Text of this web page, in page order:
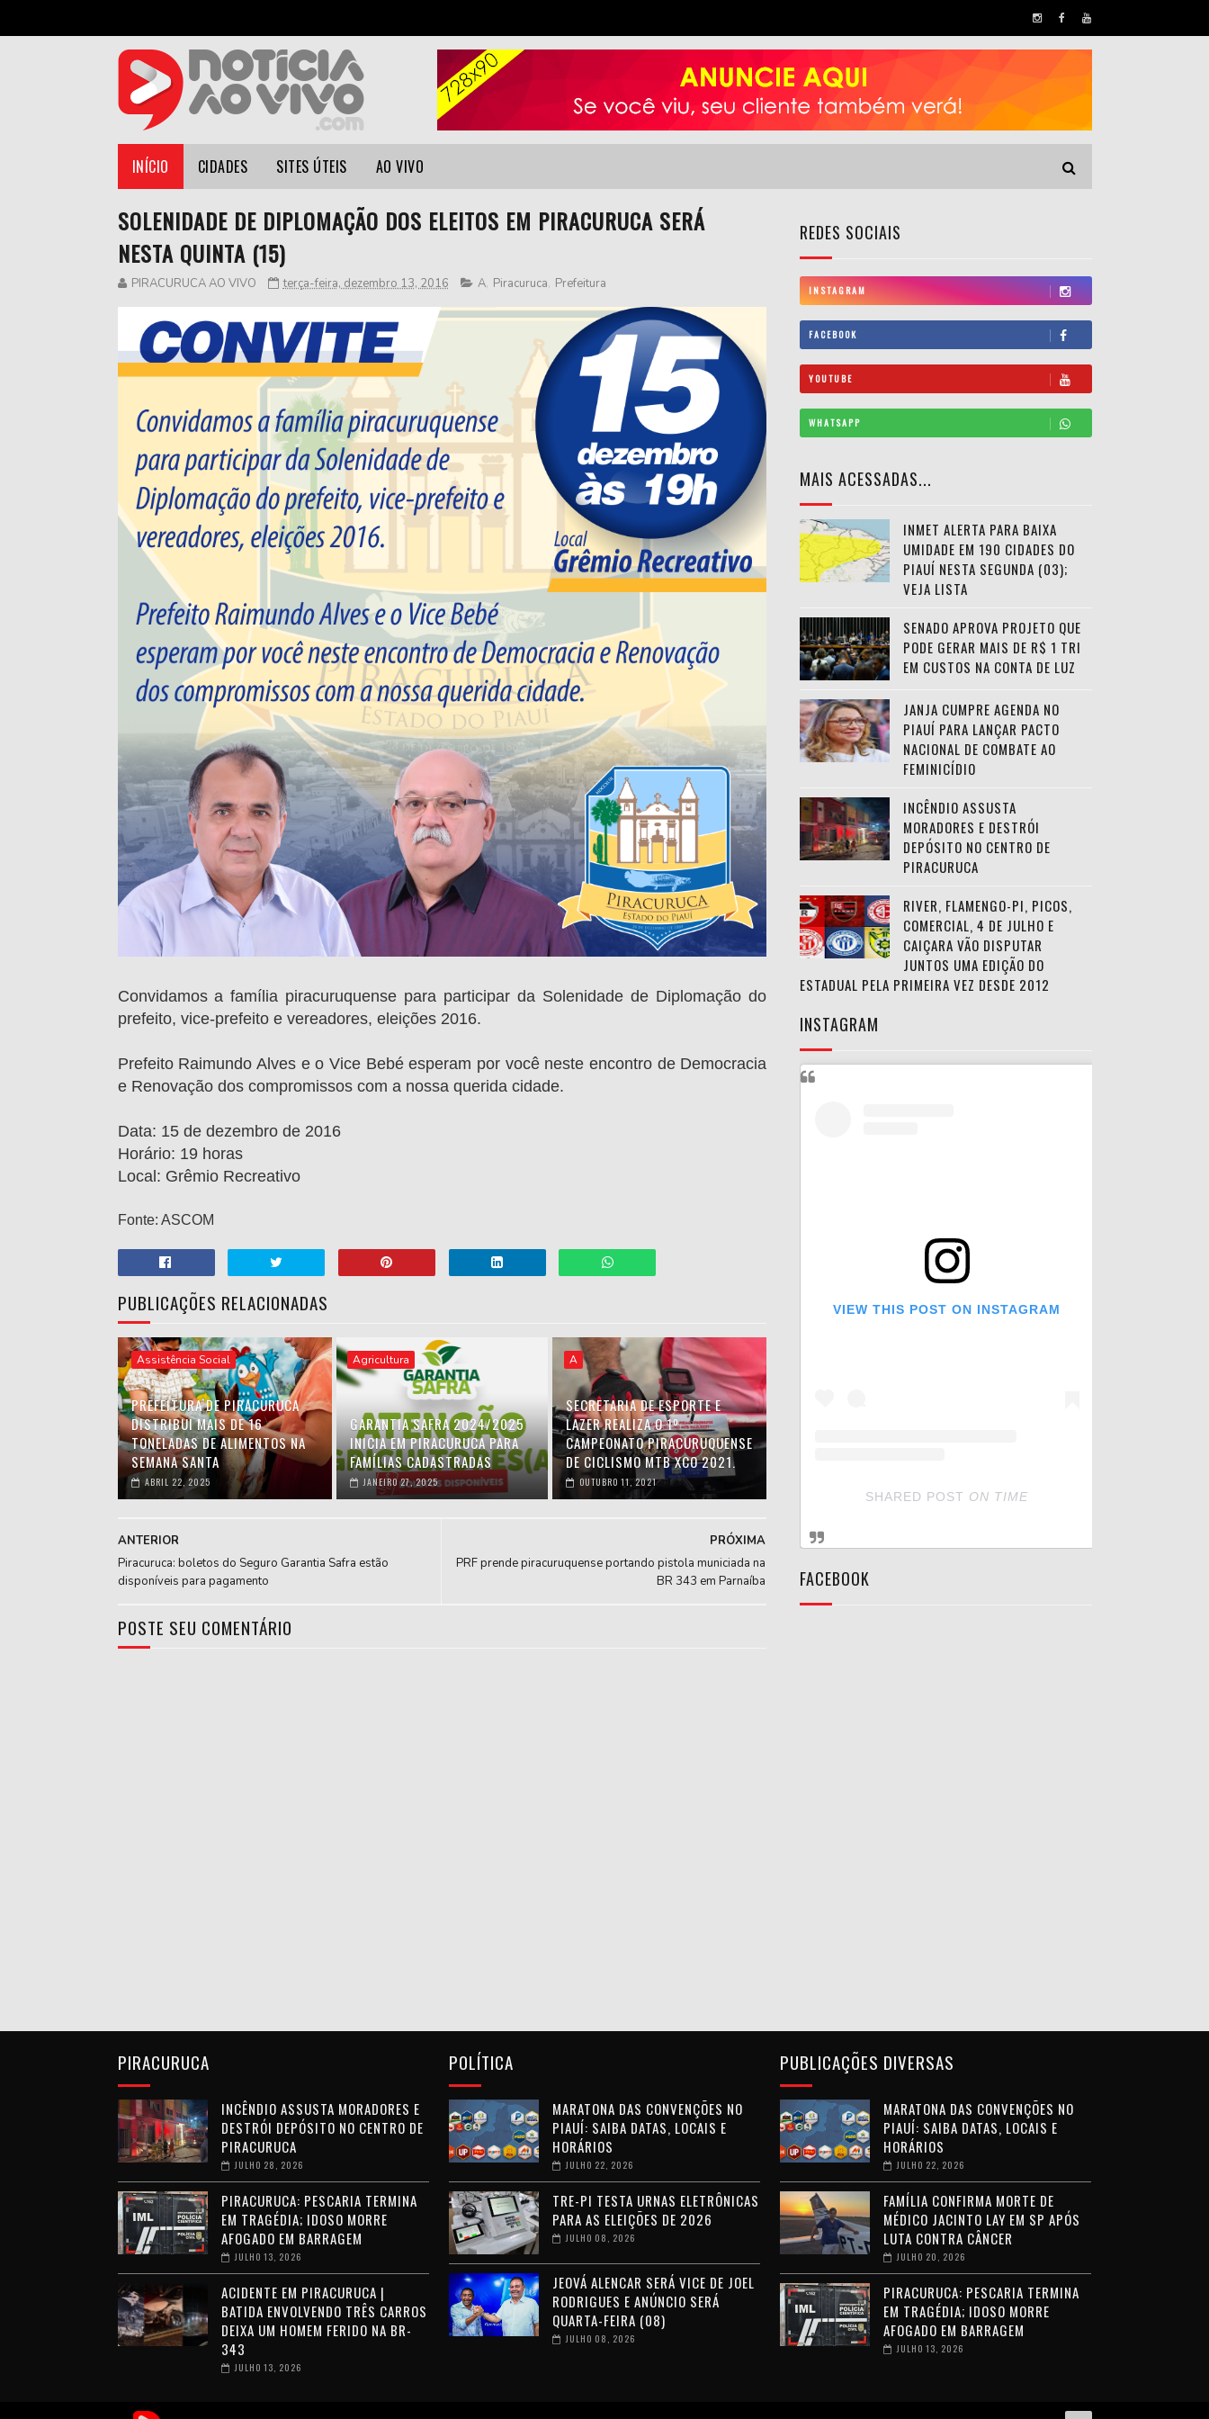
INÍCIO CIDADES SITES ÚTEIS AO VIVO
SOLENIDADE DE DIPLOMAÇÃO DOS ELEITOS EM PIRACURUCA SERÁ
NESTA QUINTA (15)
PIRACURUCA AO VIVO terça-feira, dezembro 13, 2016 A, Piracuruca, Prefeitura
Convidamos a família piracuruquense para participar da Solenidade de Diplomação do
prefeito, vice-prefeito e vereadores, eleições 2016.
Prefeito Raimundo Alves e o Vice Bebé esperam por você neste encontro de Democracia
e Renovação dos compromissos com a nossa querida cidade.
Data: 15 de dezembro de 2016
Horário: 19 horas
Local: Grêmio Recreativo
Fonte: ASCOM
PUBLICAÇÕES RELACIONADAS
Assistência Social
PREFEITURA DE PIRACURUCA
DISTRIBUI MAIS DE 16
TONELADAS DE ALIMENTOS NA
SEMANA SANTA
ABRIL 22, 2025
Agricultura
GARANTIA SAFRA 2024/2025
INICIA EM PIRACURUCA PARA
FAMÍLIAS CADASTRADAS
JANEIRO 27, 2025
A
SECRETARIA DE ESPORTE E
LAZER REALIZA O 1º
CAMPEONATO PIRACURUQUENSE
DE CICLISMO MTB XCO 2021.
OUTUBRO 11, 2021
PRÓXIMA
PRF prende piracuruquense portando pistola municiada na
BR 343 em Parnaíba
ANTERIOR
Piracuruca: boletos do Seguro Garantia Safra estão
disponíveis para pagamento
POSTE SEU COMENTÁRIO
REDES SOCIAIS
INSTAGRAM
FACEBOOK
YOUTUBE
WHATSAPP
MAIS ACESSADAS...
INMET ALERTA PARA BAIXA
UMIDADE EM 190 CIDADES DO
PIAUÍ NESTA SEGUNDA (03);
VEJA LISTA
SENADO APROVA PROJETO QUE
PODE GERAR MAIS DE R$ 1 TRI
EM CUSTOS NA CONTA DE LUZ
JANJA CUMPRE AGENDA NO
PIAUÍ PARA LANÇAR PACTO
NACIONAL DE COMBATE AO
FEMINICÍDIO
INCÊNDIO ASSUSTA
MORADORES E DESTRÓI
DEPÓSITO NO CENTRO DE
PIRACURUCA
RIVER, FLAMENGO-PI, PICOS,
COMERCIAL, 4 DE JULHO E
CAIÇARA VÃO DISPUTAR
JUNTOS UMA EDIÇÃO DO
ESTADUAL PELA PRIMEIRA VEZ DESDE 2012
INSTAGRAM
VIEW THIS POST ON INSTAGRAM
SHARED POST ON TIME
FACEBOOK
PIRACURUCA
INCÊNDIO ASSUSTA MORADORES E
DESTRÓI DEPÓSITO NO CENTRO DE
PIRACURUCA
JULHO 28, 2026
PIRACURUCA: PESCARIA TERMINA
EM TRAGÉDIA; IDOSO MORRE
AFOGADO EM BARRAGEM
JULHO 13, 2026
ACIDENTE EM PIRACURUCA |
BATIDA ENVOLVENDO TRÊS CARROS
DEIXA UM HOMEM FERIDO NA BR-
343
JULHO 13, 2026
POLÍTICA
MARATONA DAS CONVENÇÕES NO
PIAUÍ: SAIBA DATAS, LOCAIS E
HORÁRIOS
JULHO 22, 2026
TRE-PI TESTA URNAS ELETRÔNICAS
PARA AS ELEIÇÕES DE 2026
JULHO 08, 2026
JEOVÁ ALENCAR SERÁ VICE DE JOEL
RODRIGUES E ANÚNCIO SERÁ
QUARTA-FEIRA (08)
JULHO 08, 2026
PUBLICAÇÕES DIVERSAS
MARATONA DAS CONVENÇÕES NO
PIAUÍ: SAIBA DATAS, LOCAIS E
HORÁRIOS
JULHO 22, 2026
FAMÍLIA CONFIRMA MORTE DE
MÉDICO JACINTO LAY EM SP APÓS
LUTA CONTRA CÂNCER
JULHO 20, 2026
PIRACURUCA: PESCARIA TERMINA
EM TRAGÉDIA; IDOSO MORRE
AFOGADO EM BARRAGEM
JULHO 13, 2026